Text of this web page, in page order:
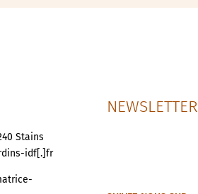
Stains
idf[.]fr
NEWSLETTER